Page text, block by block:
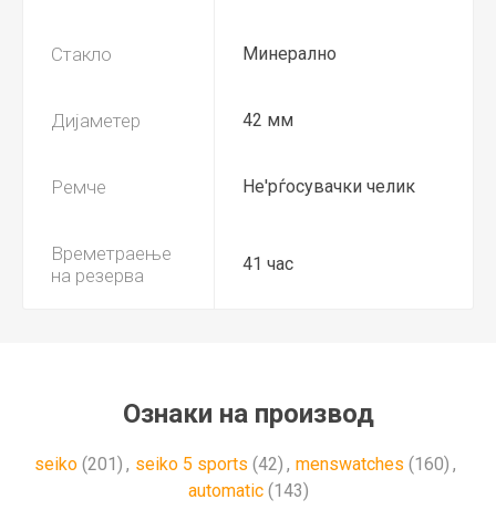
Стакло Минерално
Дијаметер 42 мм
Ремче Не'рѓосувачки челик
Времетраење
на резерва
41 час
Ознаки на производ
seiko (201) , seiko 5 sports (42) , menswatches (160) ,
automatic (143)